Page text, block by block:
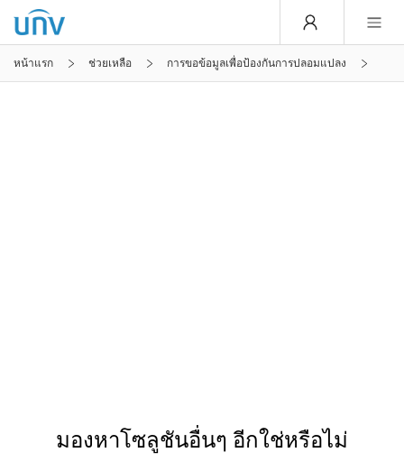
หน้าแรก ช่วยเหลือ การขอข้อมูลเพื่อป้องกันการปลอมแปลง
มองหาโซลูชันอื่นๆ อีกใช่หรือไม่